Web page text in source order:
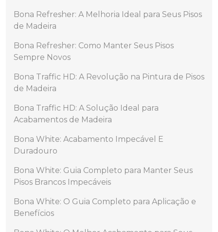
Bona Refresher: A Melhoria Ideal para Seus Pisos
de Madeira
Bona Refresher: Como Manter Seus Pisos
Sempre Novos
Bona Traffic HD: A Revolução na Pintura de Pisos
de Madeira
Bona Traffic HD: A Solução Ideal para
Acabamentos de Madeira
Bona White: Acabamento Impecável E
Duradouro
Bona White: Guia Completo para Manter Seus
Pisos Brancos Impecáveis
Bona White: O Guia Completo para Aplicação e
Benefícios